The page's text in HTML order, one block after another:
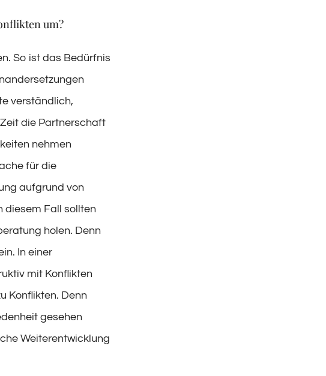
um?
So ist das Bedürfnis
verständlich,
die Partnerschaft
nehmen
für die
aufgrund von
diesem Fall sollten
holen. Denn
In einer
mit Konflikten
Konflikten. Denn
gesehen
Weiterentwicklung